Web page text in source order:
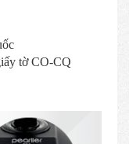
tờ CO-CQ